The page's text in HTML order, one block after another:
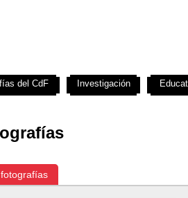
del CdF Investigación